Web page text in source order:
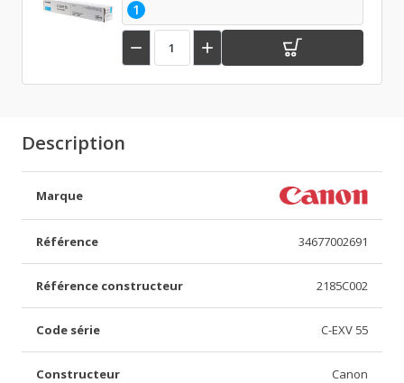
1
 
Description
Marque
Référence 34677002691
Référence constructeur 2185C002
Code série C-EXV 55
Constructeur Canon